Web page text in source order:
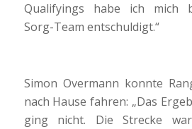
Qualifyings habe ich mich
Sorg-Team entschuldigt.“
Simon Overmann konnte
nach Hause fahren: „Das
ging nicht. Die Strecke